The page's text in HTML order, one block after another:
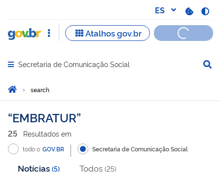
Abrir menu principal de navegação
Secretaria de Comunicação Social
Você está aqui:
Iniciosearch
search
EMBRATUR
25 Resultados em
todo o GOV.BR Secretaria de Comunicação Social
Notícias (5) Todos (25)